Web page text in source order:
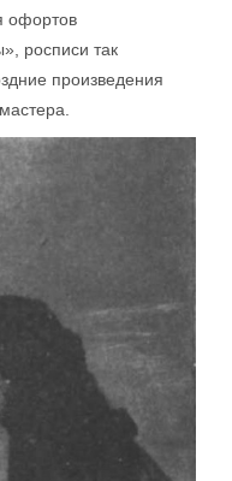
офортов
росписи так
произведения